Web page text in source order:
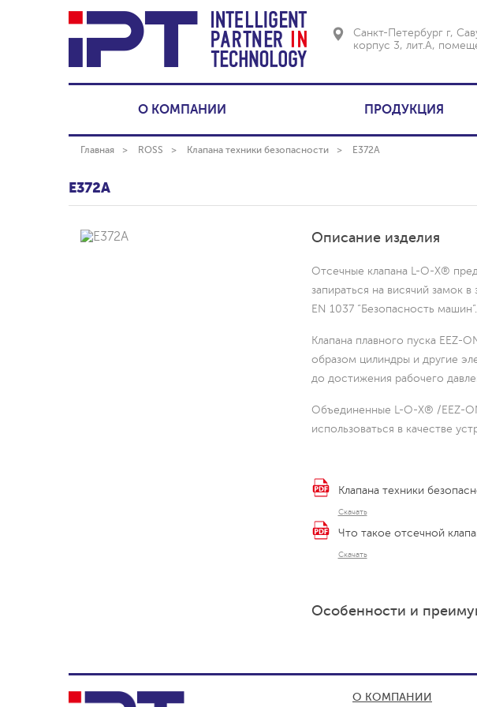
Санкт-Петербург г,
корпус 3, лит.А,
О КОМПАНИИ ПРОДУКЦИЯ
Главная ROSS Клапана техники безопасности E372A
E372A
Описание изделия
Отсечные клапана L-O-X®
запираться на висячий замок
EN 1037 “Безопасность машин”.
Клапана плавного пуска EEZ-
образом цилиндры и другие
до достижения рабочего
Объединенные L-O-X® /EEZ-
использоваться в качестве
Клапана техники
Скачать
Что такое отсечной
Скачать
Особенности и
О КОМПАНИИ